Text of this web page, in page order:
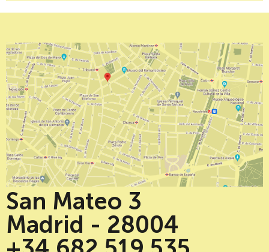
San Mateo 3
Madrid - 28004